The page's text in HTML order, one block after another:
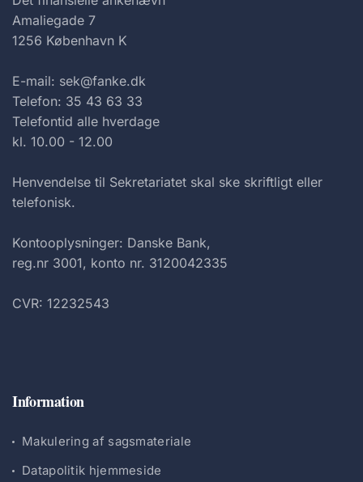
Amaliegade 7
1256 København K
E-mail: sek@fanke.dk
Telefon: 35 43 63 33
Telefontid alle hverdage
kl. 10.00 - 12.00
Henvendelse til Sekretariatet skal ske skriftligt eller
telefonisk.
Kontooplysninger: Danske Bank,
reg.nr 3001, konto nr. 3120042335
CVR: 12232543
Information
Makulering af sagsmateriale
Datapolitik hjemmeside